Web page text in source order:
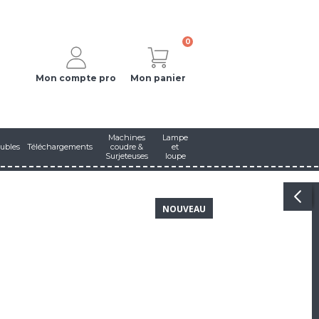
Mon compte pro
0
Mon panier
Téléchargements
Machines
coudre &
Surjeteuses
Lampe
et
loupe
NOUVEAU